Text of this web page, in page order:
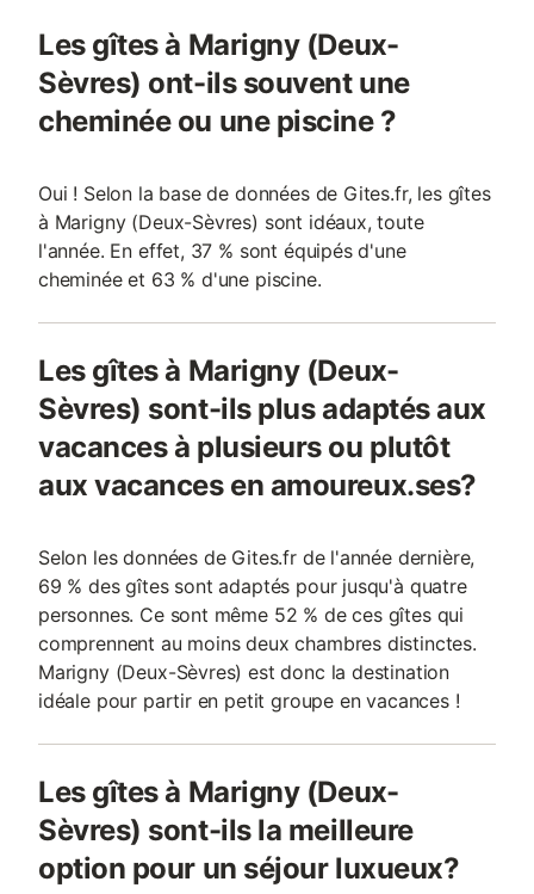
Les gîtes à Marigny (Deux-
Sèvres) ont-ils souvent une
cheminée ou une piscine ?
Oui ! Selon la base de données de Gites.fr, les gîtes
à Marigny (Deux-Sèvres) sont idéaux, toute
l'année. En effet, 37 % sont équipés d'une
cheminée et 63 % d'une piscine.
Les gîtes à Marigny (Deux-
Sèvres) sont-ils plus adaptés aux
vacances à plusieurs ou plutôt
aux vacances en amoureux.ses?
Selon les données de Gites.fr de l'année dernière,
69 % des gîtes sont adaptés pour jusqu'à quatre
personnes. Ce sont même 52 % de ces gîtes qui
comprennent au moins deux chambres distinctes.
Marigny (Deux-Sèvres) est donc la destination
idéale pour partir en petit groupe en vacances !
Les gîtes à Marigny (Deux-
Sèvres) sont-ils la meilleure
option pour un séjour luxueux?